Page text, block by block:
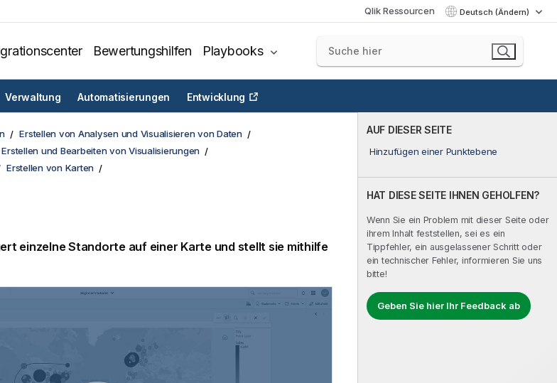
Qlik Ressourcen Deutsch (Ändern)
Bewertungshilfen Playbooks
Verwaltung Automatisierungen Entwicklung
AUF DIESER SEITE
Hinzufügen einer Punktebene
HAT DIESE SEITE IHNEN GEHOLFEN?
Wenn Sie ein Problem mit dieser Seite oder
ihrem Inhalt feststellen, sei es ein
Tippfehler, ein ausgelassener Schritt oder
ein technischer Fehler, informieren Sie uns
bitte!
Geben Sie hier Ihr Feedback ab
Erstellen von Analysen und Visualisieren von Daten
Erstellen und Bearbeiten von Visualisierungen
Erstellen von Karten
einzelne Standorte auf einer Karte und stellt sie mithilfe